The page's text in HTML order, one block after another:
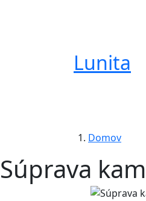
Lunita
Domov
Súprava